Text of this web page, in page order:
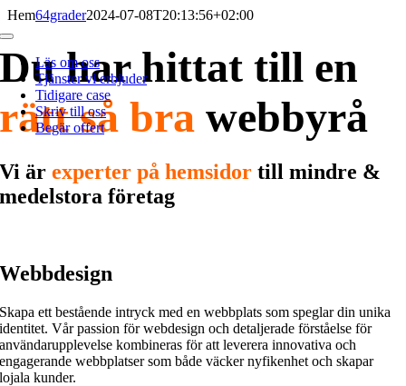
Fortsätt
till
Toggle
NavigationLäs om oss
Tjänster vi erbjuder
Tidigare case
Skriv till oss
Begär offert
Hem64grader2024-07-08T20:13:56+02:00
Du har hittat till en
rätt så bra webbyrå
Vi ärexperter på hemsidor till mindre &
medelstora företag
Webbdesign
Skapa ett bestående intryck med en webbplats som speglar din unika
identitet. Vår passion för webdesign och detaljerade förståelse för
användarupplevelse kombineras för att leverera innovativa och
engagerande webbplatser som både väcker nyfikenhet och skapar
lojala kunder.